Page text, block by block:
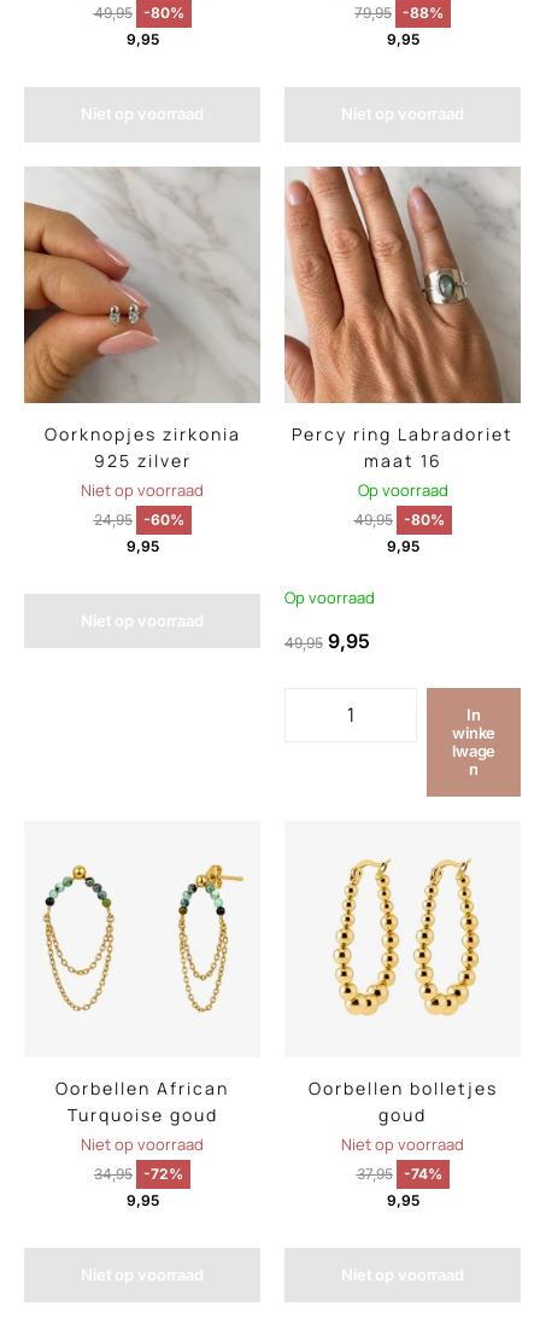
49,95
-80%
9,95
Niet op voorraad
79,95 -88%
9,95
Niet op voorraad
Oorknopjes zirkonia
925 zilver
Niet op voorraad
24,95
-60%
9,95
Niet op voorraad
Percy ring Labradoriet
maat 16
Op voorraad
49,95
-80%
9,95
Op voorraad
49,95 9,95
In
winke
lwage
n
Oorbellen African
Turquoise goud
Niet op voorraad
34,95 -72%
9,95
Niet op voorraad
Oorbellen bolletjes
goud
Niet op voorraad
37,95
-74%
9,95
Niet op voorraad